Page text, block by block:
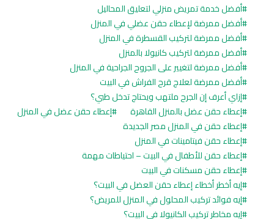
أفضل خدمة تمريض منزلي لتعليق المحاليل
أفضل ممرضة لإعطاء حقن عضلي في المنزل
أفضل ممرضة لتركيب القسطرة في المنزل
أفضل ممرضة لتركيب كانيولا بالمنزل
أفضل ممرضة لتغيير على الجروح الجراحية في المنزل
أفضل ممرضة لعلاج قرح الفراش في البيت
إزاي أعرف إن الجرح ملتهب ويحتاج تدخل طبي؟
إعطاء حقن عضل بالمنزل القاهرة
إعطاء حقن عضل في المنزل
إعطاء حقن في المنزل مصر الجديدة
إعطاء حقن فيتامينات في المنزل
إعطاء حقن للأطفال في البيت – احتياطات مهمة
إعطاء حقن مسكنات في البيت
إيه أخطر أخطاء إعطاء حقن العضل في البيت؟
إيه فوائد تركيب المحلول في المنزل للمريض؟
إيه مخاطر تركيب الكانيولا في البيت؟